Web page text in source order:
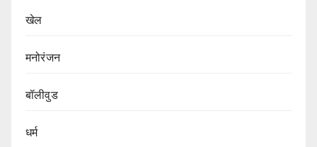
खेल
मनोरंजन
बॉलीवुड
धर्म